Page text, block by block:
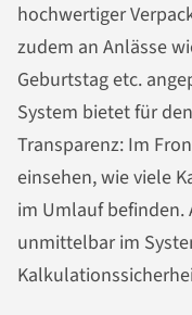
hochwertiger
zudem an Anlässe
Geburtstag etc.
System bietet für
Transparenz: Im
einsehen, wie viele
im Umlauf befinden.
unmittelbar im